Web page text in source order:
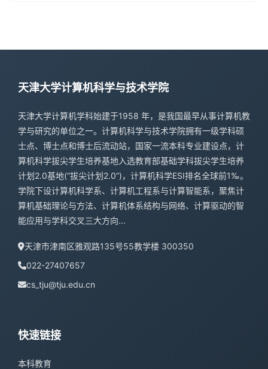
天津大学计算机科学与技术学院
天津大学计算机学科始建于1958 年，是我国最早从事计算机教
学与研究的单位之一。计算机科学与技术学院拥有一级学科硕
士点、博士点和博士后流动站，国家一流本科专业建设点，计
算机科学拔尖学生培养基地入选教育部基础学科拔尖学生培养
计划2.0基地(“拔尖计划2.0”)，计算机科学ESI排名全球前1‰。
学院下设计算机科学系、计算机工程系与计算智能系，聚焦计
算机基础理论与方法、计算机体系结构与网络、计算驱动的智
能应用与学科交叉三大方向...
天津市津南区雅观路135号55教学楼 300350
022-27407657
cs_tju@tju.edu.cn
快速链接
本科教育